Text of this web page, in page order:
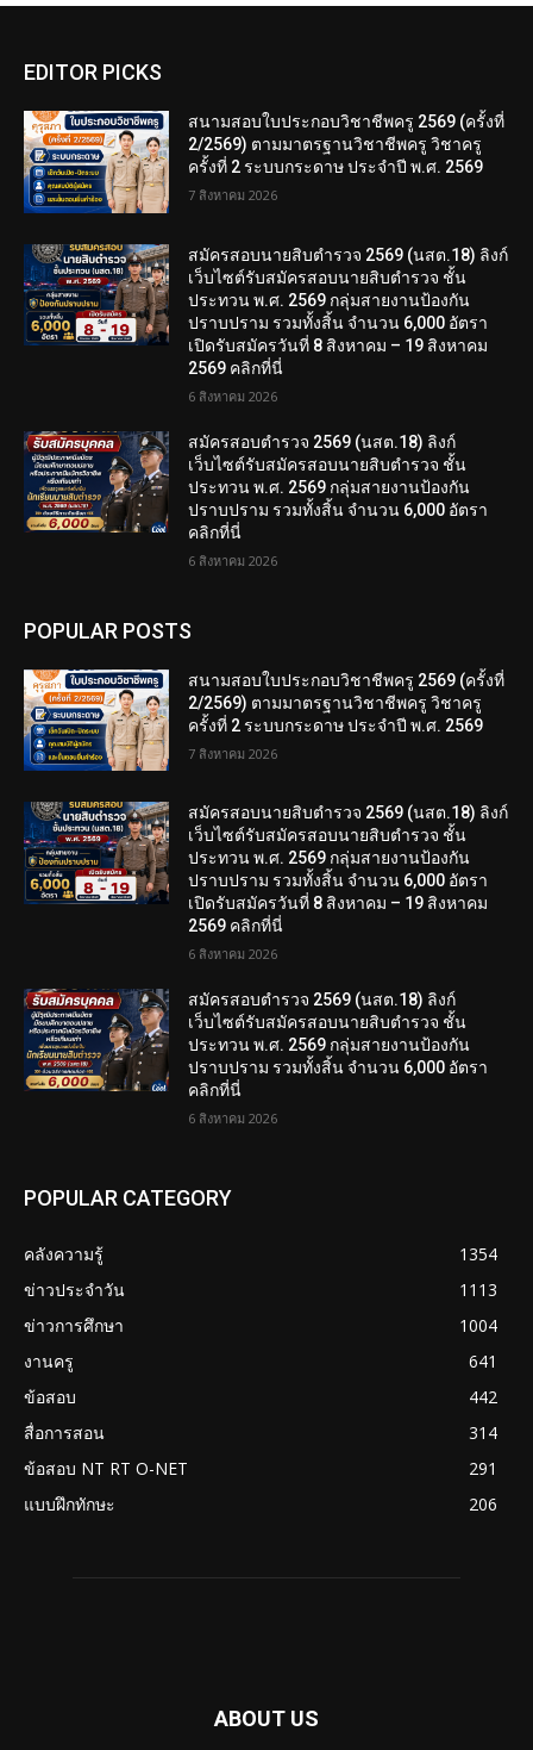
EDITOR PICKS
สนามสอบใบประกอบวิชาชีพครู 2569 (ครั้งที่
2/2569) ตามมาตรฐานวิชาชีพครู วิชาครู
ครั้งที่ 2 ระบบกระดาษ ประจำปี พ.ศ. 2569
7 สิงหาคม 2026
สมัครสอบนายสิบตำรวจ 2569 (นสต.18) ลิงก์
เว็บไซต์รับสมัครสอบนายสิบตำรวจ ชั้น
ประทวน พ.ศ. 2569 กลุ่มสายงานป้องกัน
ปราบปราม รวมทั้งสิ้น จำนวน 6,000 อัตรา
เปิดรับสมัครวันที่ 8 สิงหาคม – 19 สิงหาคม
2569 คลิกที่นี่
6 สิงหาคม 2026
สมัครสอบตํารวจ 2569 (นสต.18) ลิงก์
เว็บไซต์รับสมัครสอบนายสิบตำรวจ ชั้น
ประทวน พ.ศ. 2569 กลุ่มสายงานป้องกัน
ปราบปราม รวมทั้งสิ้น จำนวน 6,000 อัตรา
คลิกที่นี่
6 สิงหาคม 2026
POPULAR POSTS
สนามสอบใบประกอบวิชาชีพครู 2569 (ครั้งที่
2/2569) ตามมาตรฐานวิชาชีพครู วิชาครู
ครั้งที่ 2 ระบบกระดาษ ประจำปี พ.ศ. 2569
7 สิงหาคม 2026
สมัครสอบนายสิบตำรวจ 2569 (นสต.18) ลิงก์
เว็บไซต์รับสมัครสอบนายสิบตำรวจ ชั้น
ประทวน พ.ศ. 2569 กลุ่มสายงานป้องกัน
ปราบปราม รวมทั้งสิ้น จำนวน 6,000 อัตรา
เปิดรับสมัครวันที่ 8 สิงหาคม – 19 สิงหาคม
2569 คลิกที่นี่
6 สิงหาคม 2026
สมัครสอบตํารวจ 2569 (นสต.18) ลิงก์
เว็บไซต์รับสมัครสอบนายสิบตำรวจ ชั้น
ประทวน พ.ศ. 2569 กลุ่มสายงานป้องกัน
ปราบปราม รวมทั้งสิ้น จำนวน 6,000 อัตรา
คลิกที่นี่
6 สิงหาคม 2026
POPULAR CATEGORY
คลังความรู้
1354
ข่าวประจำวัน
1113
ข่าวการศึกษา
1004
งานครู
641
ข้อสอบ
442
สื่อการสอน
314
ข้อสอบ NT RT O-NET
291
แบบฝึกทักษะ
206
ABOUT US